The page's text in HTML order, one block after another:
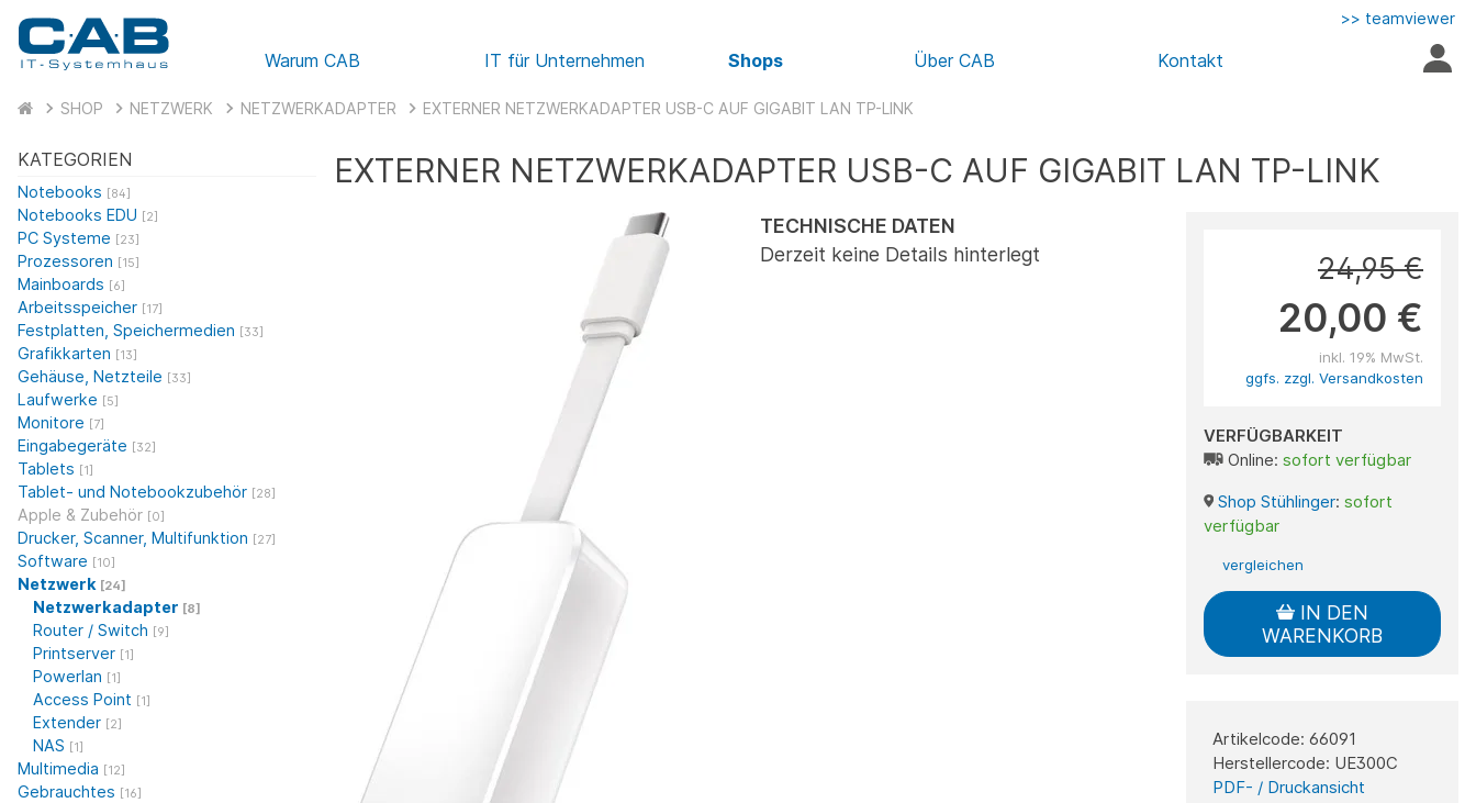
Warum CAB IT für Unternehmen Shops Über CAB Kontakt
>> teamviewer
SHOP NETZWERK NETZWERKADAPTER EXTERNER NETZWERKADAPTER USB-C AUF GIGABIT LAN TP-LINK
KATEGORIEN
Notebooks [84]
Notebooks EDU [2]
PC Systeme [23]
Prozessoren [15]
Mainboards [6]
Arbeitsspeicher [17]
Festplatten, Speichermedien [33]
Grafikkarten [13]
Gehäuse, Netzteile [33]
Laufwerke [5]
Monitore [7]
Eingabegeräte [32]
Tablets [1]
Tablet- und Notebookzubehör [28]
Apple & Zubehör [0]
Drucker, Scanner, Multifunktion [27]
Software [10]
Netzwerk [24]
Netzwerkadapter [8]
Router / Switch [9]
Printserver [1]
Powerlan [1]
Access Point [1]
Extender [2]
NAS [1]
Multimedia [12]
Gebrauchtes [16]
EXTERNER NETZWERKADAPTER USB-C AUF GIGABIT LAN TP-LINK
TECHNISCHE DATEN
Derzeit keine Details hinterlegt
24,95 €
20,00 €
inkl. 19% MwSt.
ggfs. zzgl. Versandkosten
VERFÜGBARKEIT
Online:sofort verfügbar
Shop Stühlinger: sofort
verfügbar
vergleichen
IN DEN
WARENKORB
Artikelcode: 66091
Herstellercode: UE300C
PDF- / Druckansicht